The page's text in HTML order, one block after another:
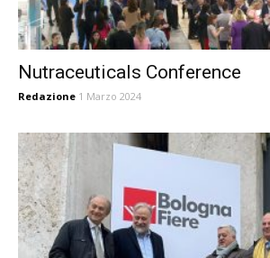
Nutraceuticals Conference
Redazione 1 Marzo 2024